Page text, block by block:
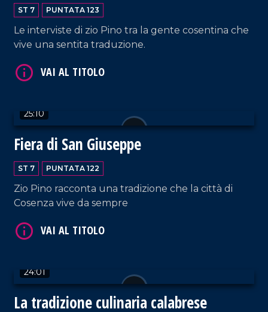
ST 7 PUNTATA 123
Le interviste di zio Pino tra la gente cosentina che
vive una sentita traduzione.
25:10
Fiera di San Giuseppe
ST 7 PUNTATA 122
Zio Pino racconta una tradizione che la città di
Cosenza vive da sempre
24:01
La tradizione culinaria calabrese
VAI AL TITOLO
VAI AL TITOLO
VAI AL TITOLO